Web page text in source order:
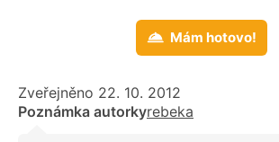
Mám hotovo!
Zveřejněno 22. 10. 2012
Poznámka autorkyrebeka